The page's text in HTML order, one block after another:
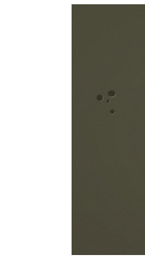
Las
búsquedas en
independencia
Imaginemos
puedes
trabajadas
En las redes
los
y dan una
de internet más
Ahora bien, no